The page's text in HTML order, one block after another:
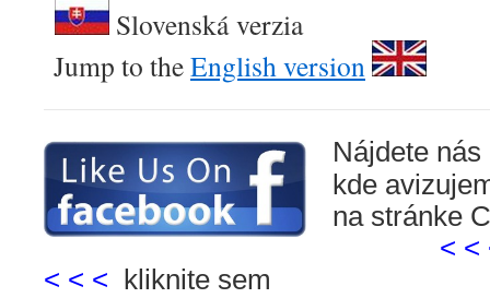
Jump to theEnglish version
Nájdete
kde
na stránke
< <
< < < kliknite sem